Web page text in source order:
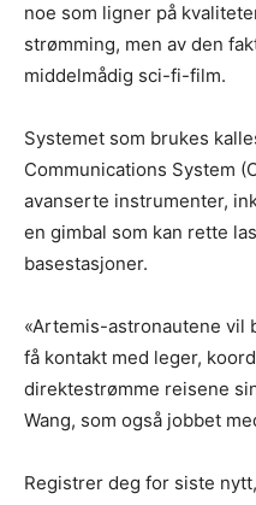
noe som ligner på
strømming, men av den
middelmådig sci-fi-film.
Systemet som brukes
Communications System
avanserte instrumenter,
en gimbal som kan rette
basestasjoner.
«Artemis-astronautene vil
få kontakt med leger,
direktestrømme reisene
Wang, som også jobbet
Registrer deg for siste